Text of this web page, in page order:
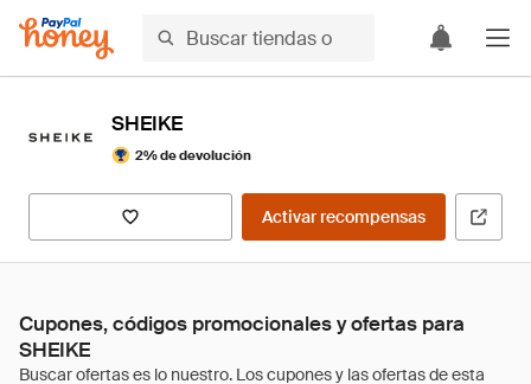
SHEIKE
2% de devolución
Activar recompensas
Cupones, códigos promocionales y ofertas para
SHEIKE